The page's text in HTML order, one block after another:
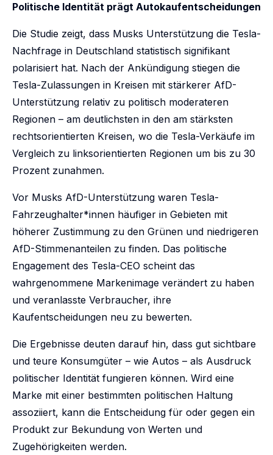
Politische Identität prägt Autokaufentscheidungen
Die Studie zeigt, dass Musks Unterstützung die Tesla-
Nachfrage in Deutschland statistisch signifikant
polarisiert hat. Nach der Ankündigung stiegen die
Tesla-Zulassungen in Kreisen mit stärkerer AfD-
Unterstützung relativ zu politisch moderateren
Regionen – am deutlichsten in den am stärksten
rechtsorientierten Kreisen, wo die Tesla-Verkäufe im
Vergleich zu linksorientierten Regionen um bis zu 30
Prozent zunahmen.
Vor Musks AfD-Unterstützung waren Tesla-
Fahrzeughalter*innen häufiger in Gebieten mit
höherer Zustimmung zu den Grünen und niedrigeren
AfD-Stimmenanteilen zu finden. Das politische
Engagement des Tesla-CEO scheint das
wahrgenommene Markenimage verändert zu haben
und veranlasste Verbraucher, ihre
Kaufentscheidungen neu zu bewerten.
Die Ergebnisse deuten darauf hin, dass gut sichtbare
und teure Konsumgüter – wie Autos – als Ausdruck
politischer Identität fungieren können. Wird eine
Marke mit einer bestimmten politischen Haltung
assoziiert, kann die Entscheidung für oder gegen ein
Produkt zur Bekundung von Werten und
Zugehörigkeiten werden.